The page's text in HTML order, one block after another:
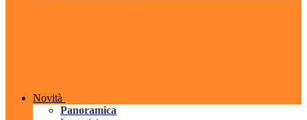
Novità
Panoramica